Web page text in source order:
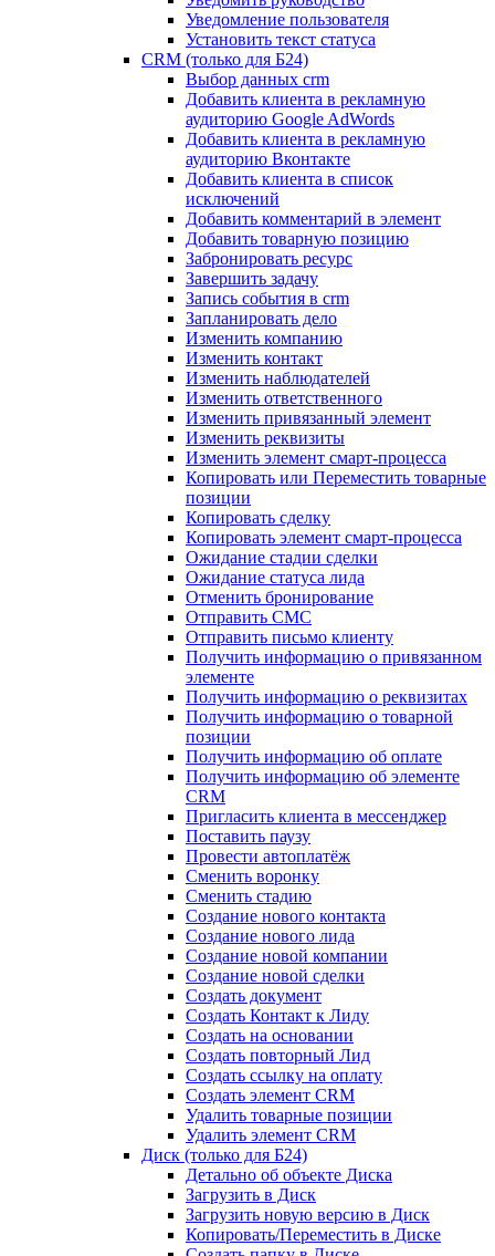
Уведомление пользователя
Установить текст статуса
CRM (только для Б24)
Выбор данных crm
Добавить клиента в рекламную
аудиторию Google AdWords
Добавить клиента в рекламную
аудиторию Вконтакте
Добавить клиента в список
исключений
Добавить комментарий в элемент
Добавить товарную позицию
Забронировать ресурс
Завершить задачу
Запись события в crm
Запланировать дело
Изменить компанию
Изменить контакт
Изменить наблюдателей
Изменить ответственного
Изменить привязанный элемент
Изменить реквизиты
Изменить элемент смарт-процесса
Копировать или Переместить товарные
позиции
Копировать сделку
Копировать элемент смарт-процесса
Ожидание стадии сделки
Ожидание статуса лида
Отменить бронирование
Отправить СМС
Отправить письмо клиенту
Получить информацию о привязанном
элементе
Получить информацию о реквизитах
Получить информацию о товарной
позиции
Получить информацию об оплате
Получить информацию об элементе
CRM
Пригласить клиента в мессенджер
Поставить паузу
Провести автоплатёж
Сменить воронку
Сменить стадию
Создание нового контакта
Создание нового лида
Создание новой компании
Создание новой сделки
Создать документ
Создать Контакт к Лиду
Создать на основании
Создать повторный Лид
Создать ссылку на оплату
Создать элемент CRM
Удалить товарные позиции
Удалить элемент CRM
Диск (только для Б24)
Детально об объекте Диска
Загрузить в Диск
Загрузить новую версию в Диск
Копировать/Переместить в Диске